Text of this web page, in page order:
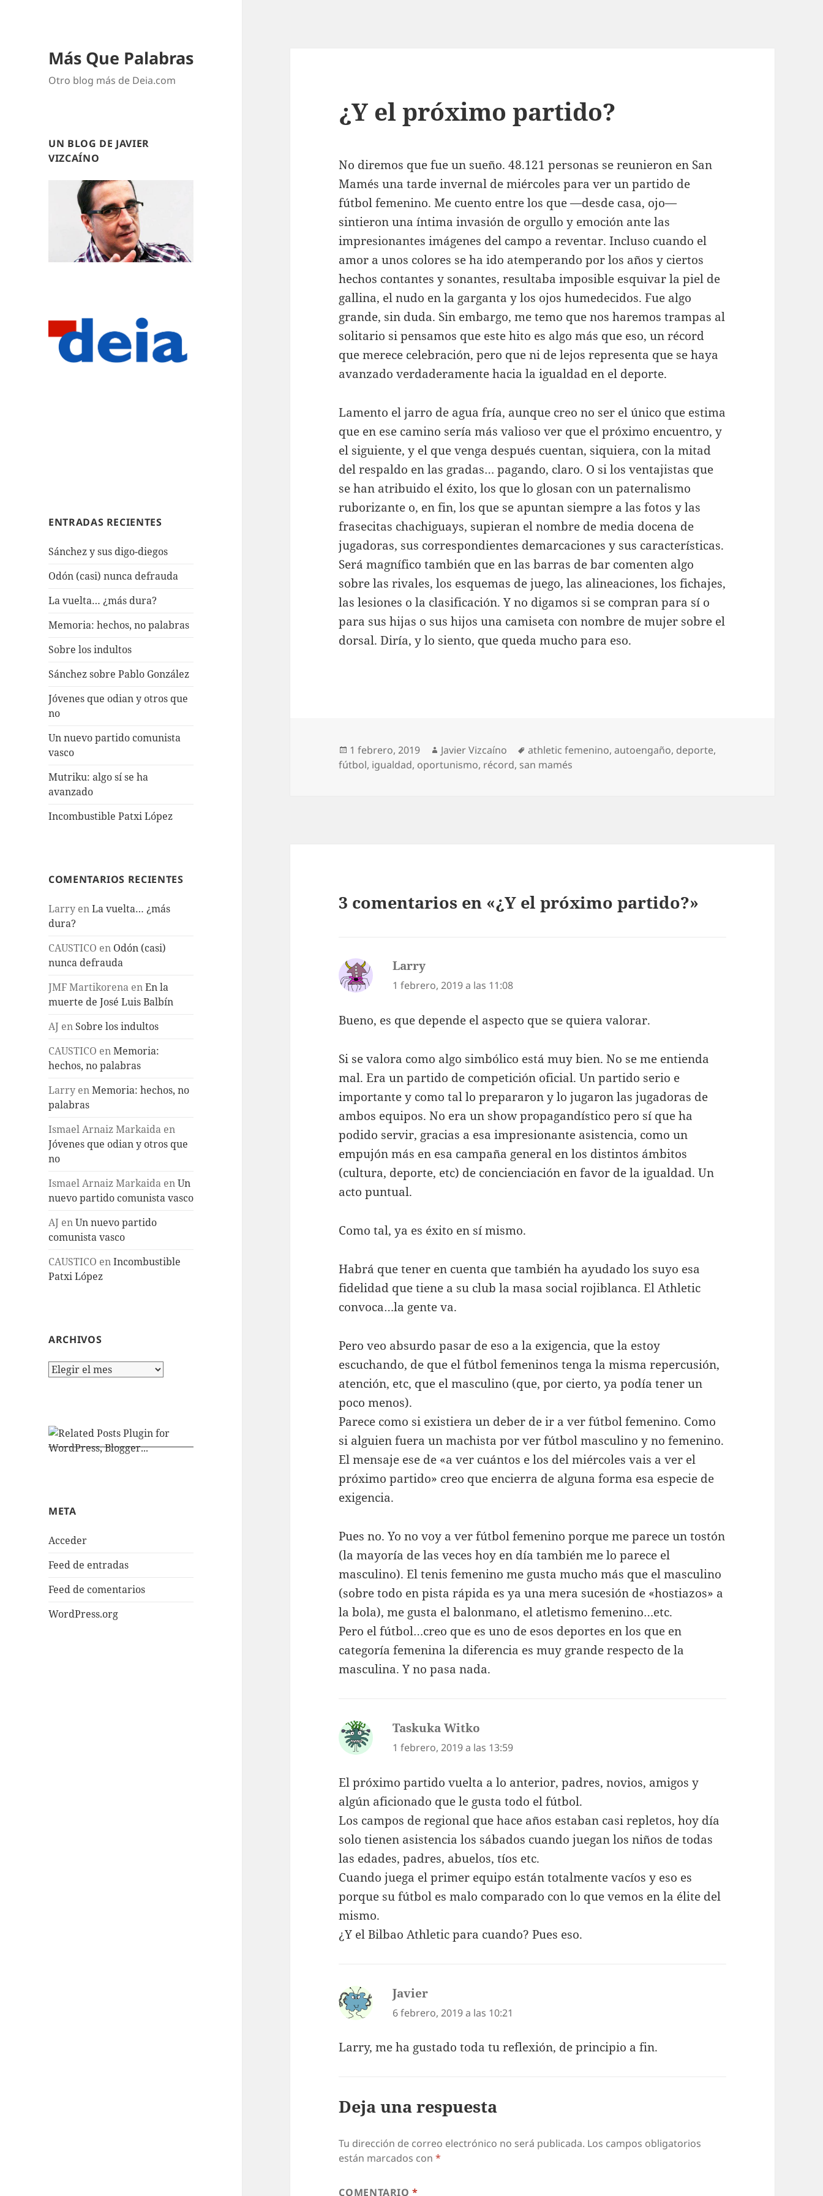
Más Que Palabras
Otro blog más de Deia.com
UN BLOG DE JAVIER
VIZCAÍNO
ENTRADAS RECIENTES
Sánchez y sus digo-diegos
Odón (casi) nunca defrauda
La vuelta… ¿más dura?
Memoria: hechos, no palabras
Sobre los indultos
Sánchez sobre Pablo González
Jóvenes que odian y otros que
no
Un nuevo partido comunista
vasco
Mutriku: algo sí se ha
avanzado
Incombustible Patxi López
COMENTARIOS RECIENTES
Larry enLa vuelta… ¿más
dura?
CAUSTICO en Odón (casi)
nunca defrauda
JMF Martikorena enEn la
muerte de José Luis Balbín
AJ en Sobre los indultos
CAUSTICO enMemoria:
hechos, no palabras
Larry enMemoria: hechos, no
palabras
Ismael Arnaiz Markaida en
Jóvenes que odian y otros que
no
Ismael Arnaiz Markaida enUn
nuevo partido comunista vasco
AJ enUn nuevo partido
comunista vasco
CAUSTICO enIncombustible
Patxi López
ARCHIVOS
Archivos
META
Acceder
Feed de entradas
Feed de comentarios
WordPress.org
¿Y el próximo partido?
No diremos que fue un sueño. 48.121 personas se reunieron en San
Mamés una tarde invernal de miércoles para ver un partido de
fútbol femenino. Me cuento entre los que —desde casa, ojo—
sintieron una íntima invasión de orgullo y emoción ante las
impresionantes imágenes del campo a reventar. Incluso cuando el
amor a unos colores se ha ido atemperando por los años y ciertos
hechos contantes y sonantes, resultaba imposible esquivar la piel de
gallina, el nudo en la garganta y los ojos humedecidos. Fue algo
grande, sin duda. Sin embargo, me temo que nos haremos trampas al
solitario si pensamos que este hito es algo más que eso, un récord
que merece celebración, pero que ni de lejos representa que se haya
avanzado verdaderamente hacia la igualdad en el deporte.
Lamento el jarro de agua fría, aunque creo no ser el único que estima
que en ese camino sería más valioso ver que el próximo encuentro, y
el siguiente, y el que venga después cuentan, siquiera, con la mitad
del respaldo en las gradas… pagando, claro. O si los ventajistas que
se han atribuido el éxito, los que lo glosan con un paternalismo
ruborizante o, en fin, los que se apuntan siempre a las fotos y las
frasecitas chachiguays, supieran el nombre de media docena de
jugadoras, sus correspondientes demarcaciones y sus características.
Será magnífico también que en las barras de bar comenten algo
sobre las rivales, los esquemas de juego, las alineaciones, los fichajes,
las lesiones o la clasificación. Y no digamos si se compran para sí o
para sus hijas o sus hijos una camiseta con nombre de mujer sobre el
dorsal. Diría, y lo siento, que queda mucho para eso.
Publicado
el
1 febrero, 2019 Autor
Javier Vizcaíno Etiquetas
athletic femenino,autoengaño, deporte,
fútbol, igualdad, oportunismo, récord, san mamés
3 comentarios en «¿Y el próximo partido?»
Larry
1 febrero, 2019 a las 11:08
Bueno, es que depende el aspecto que se quiera valorar.
Si se valora como algo simbólico está muy bien. No se me entienda
mal. Era un partido de competición oficial. Un partido serio e
importante y como tal lo prepararon y lo jugaron las jugadoras de
ambos equipos. No era un show propagandístico pero sí que ha
podido servir, gracias a esa impresionante asistencia, como un
empujón más en esa campaña general en los distintos ámbitos
(cultura, deporte, etc) de concienciación en favor de la igualdad. Un
acto puntual.
Como tal, ya es éxito en sí mismo.
Habrá que tener en cuenta que también ha ayudado los suyo esa
fidelidad que tiene a su club la masa social rojiblanca. El Athletic
convoca…la gente va.
Pero veo absurdo pasar de eso a la exigencia, que la estoy
escuchando, de que el fútbol femeninos tenga la misma repercusión,
atención, etc, que el masculino (que, por cierto, ya podía tener un
poco menos).
Parece como si existiera un deber de ir a ver fútbol femenino. Como
si alguien fuera un machista por ver fútbol masculino y no femenino.
El mensaje ese de «a ver cuántos e los del miércoles vais a ver el
próximo partido» creo que encierra de alguna forma esa especie de
exigencia.
Pues no. Yo no voy a ver fútbol femenino porque me parece un tostón
(la mayoría de las veces hoy en día también me lo parece el
masculino). El tenis femenino me gusta mucho más que el masculino
(sobre todo en pista rápida es ya una mera sucesión de «hostiazos» a
la bola), me gusta el balonmano, el atletismo femenino…etc.
Pero el fútbol…creo que es uno de esos deportes en los que en
categoría femenina la diferencia es muy grande respecto de la
masculina. Y no pasa nada.
Taskuka Witko
1 febrero, 2019 a las 13:59
El próximo partido vuelta a lo anterior, padres, novios, amigos y
algún aficionado que le gusta todo el fútbol.
Los campos de regional que hace años estaban casi repletos, hoy día
solo tienen asistencia los sábados cuando juegan los niños de todas
las edades, padres, abuelos, tíos etc.
Cuando juega el primer equipo están totalmente vacíos y eso es
porque su fútbol es malo comparado con lo que vemos en la élite del
mismo.
¿Y el Bilbao Athletic para cuando? Pues eso.
Javier
6 febrero, 2019 a las 10:21
Larry, me ha gustado toda tu reflexión, de principio a fin.
Deja una respuesta
Tu dirección de correo electrónico no será publicada. Los campos obligatorios
están marcados con*
COMENTARIO*